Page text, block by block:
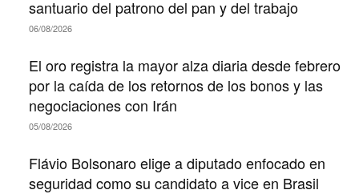
santuario del patrono del pan y del trabajo
06/08/2026
El oro registra la mayor alza diaria desde febrero
por la caída de los retornos de los bonos y las
negociaciones con Irán
05/08/2026
Flávio Bolsonaro elige a diputado enfocado en
seguridad como su candidato a vice en Brasil